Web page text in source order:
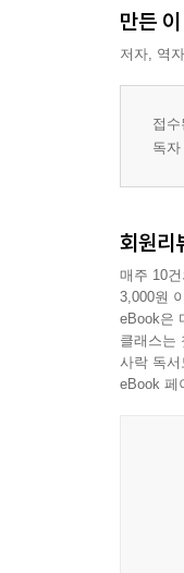
만든
저자, 역
접
독
회원리
매주 10
3,000원
eBook은
클래스는
사락 독
eBook 페